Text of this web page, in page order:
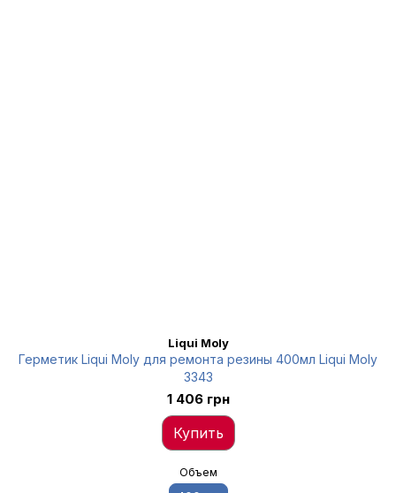
Liqui Moly
Герметик Liqui Moly для ремонта резины 400мл Liqui Moly
3343
1 406 грн
Купить
Объем